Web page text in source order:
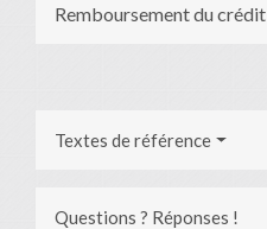
Remboursement du crédit
Textes de référence
Questions ? Réponses !